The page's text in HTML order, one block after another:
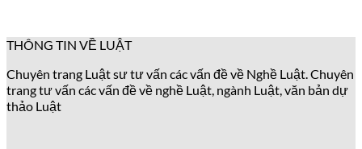
THÔNG TIN VỀ LUẬT
Chuyên trang Luật sư tư vấn các vấn đề về Nghề Luật. Chuyên
trang tư vấn các vấn đề về nghề Luật, ngành Luật, văn bản dự
thảo Luật